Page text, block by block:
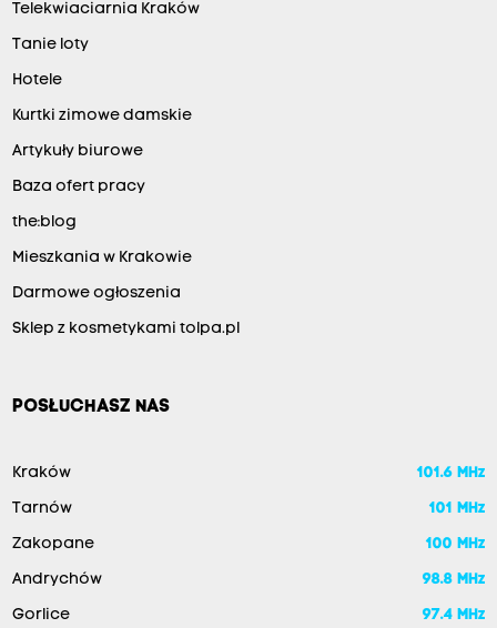
Telekwiaciarnia Kraków
Tanie loty
Hotele
Kurtki zimowe damskie
Artykuły biurowe
Baza ofert pracy
the:blog
Mieszkania w Krakowie
Darmowe ogłoszenia
Sklep z kosmetykami tolpa.pl
POSŁUCHASZ NAS
Kraków 101.6 MHz
Tarnów 101 MHz
Zakopane 100 MHz
Andrychów 98.8 MHz
Gorlice 97.4 MHz